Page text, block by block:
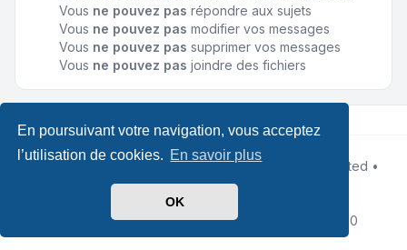
En poursuivant votre navigation, vous acceptez
l’utilisation de cookies. En savoir plus
OK
Vous ne pouvez pas répondre aux sujets
Vous ne pouvez pas modifier vos messages
Vous ne pouvez pas supprimer vos messages
Vous ne pouvez pas joindre des fichiers
® Forum Software © phpBB Limited •
Leenoz
phpBB-fr.com
|Conditions|Heures au format UTC+02:00